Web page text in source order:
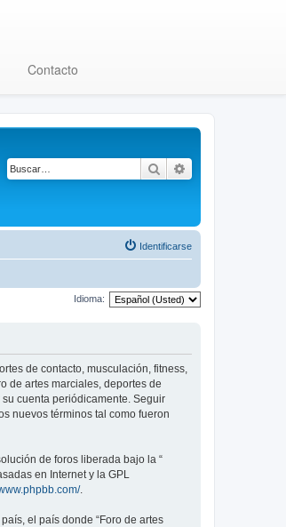
Contacto
Buscar
Identificarse
Idioma:
de contacto, musculación, fitness,
de artes marciales, deportes de
cuenta periódicamente. Seguir
nuevos términos tal como fueron
de foros liberada bajo la “
en Internet y la GPL
.
el país donde “Foro de artes